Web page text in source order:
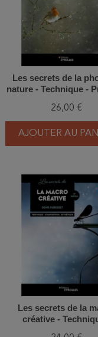
Les secrets de la
nature - Technique -
26,00 €
AJOUTER AU
Les secrets de la
créative -